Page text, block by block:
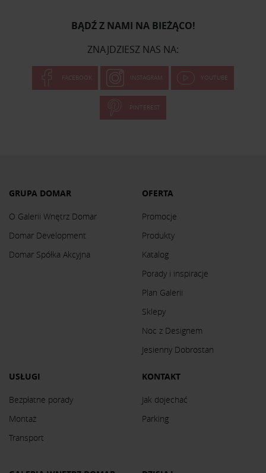
BĄDŹ Z NAMI NA BIEŻĄCO!
ZNAJDZIESZ NAS NA:
FACEBOOK INSTAGRAM YOUTUBE
PINTEREST
GRUPA DOMAR
O Galerii Wnętrz Domar
Domar Development
Domar Spółka Akcyjna
OFERTA
Promocje
Produkty
Katalog
Porady i inspiracje
Plan Galerii
Sklepy
Noc z Designem
Jesienny Dobrostan
USŁUGI
Bezpłatne porady
Montaż
Transport
KONTAKT
Jak dojechać
Parking